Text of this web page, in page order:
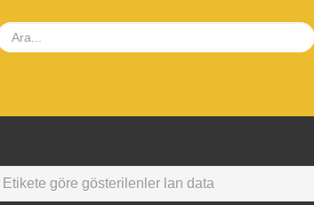
Etikete göre gösterilenler lan data